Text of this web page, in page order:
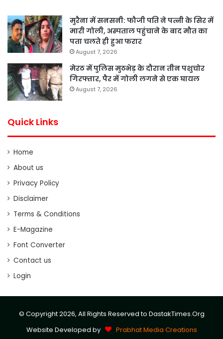
मुरैना में सनसनी: फौजी पति ने पत्नी के सिर में
मारी गोली, अस्पताल पहुंचाने के बाद मौत का
पता चलते ही हुआ फरार
August 7, 2026
मेरठ में पुलिस मुठभेड़ के दौरान तीन पशुचोर
गिरफ्तार, पैर में गोली लगने से एक घायल
August 7, 2026
Quick Links
Home
About us
Privacy Policy
Disclaimer
Terms & Conditions
E-Magazine
Font Converter
Contact us
Login
© Copyright 2026, All Rights Reserved to DastakTimes.Org
Website Developed by
Prabhat Media Creations